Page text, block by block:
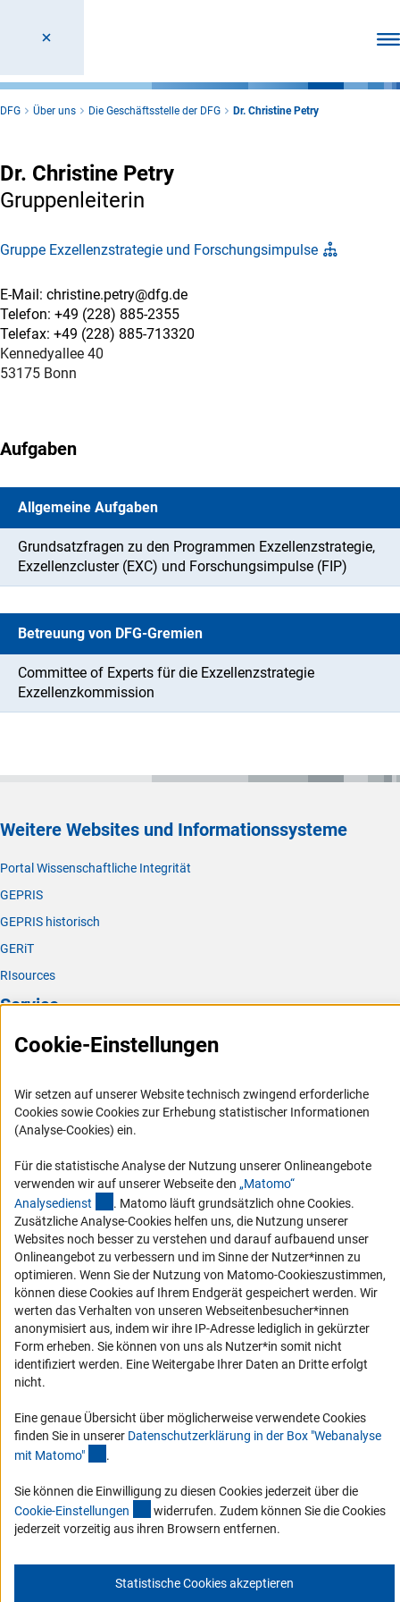
DFG Über uns Die Geschäftsstelle der DFG Dr. Christine Petry
Dr. Christine Petry
Gruppenleiterin
Gruppe Exzellenzstrategie und Forschungsimpulse
E-Mail: christine.petry@dfg.de
Telefon: +49 (228) 885-2355
Telefax: +49 (228) 885-713320
Kennedyallee 40
53175 Bonn
Aufgaben
Allgemeine Aufgaben
Grundsatzfragen zu den Programmen Exzellenzstrategie,
Exzellenzcluster (EXC) und Forschungsimpulse (FIP)
Betreuung von DFG-Gremien
Committee of Experts für die Exzellenzstrategie
Exzellenzkommission
Weitere Websites und Informationssysteme
Portal Wissenschaftliche Integrität
GEPRIS
GEPRIS historisch
GERiT
RIsources
Service
Presse
Karriere
Logo und Corporate Design
Compliance
Vergabeverfahren
Barrierefreiheit
Service und Informationen für Menschen mit Behinderungen
Erklärung zur Barrierefreiheit
Barriere melden
DFG-aktuell
schauen Sie sich die Ausgaben online an.
Impressum Datenschutz Cookie-Einstellungen
Kontakt
Cookie-Einstellungen
Wir setzen auf unserer Website technisch zwingend erforderliche
Cookies sowie Cookies zur Erhebung statistischer Informationen
(Analyse-Cookies) ein.
Für die statistische Analyse der Nutzung unserer Onlineangebote
verwenden wir auf unserer Webseite den „Matomo“
Analysedienst (externer Link)
. Matomo läuft grundsätzlich ohne Cookies.
Zusätzliche Analyse-Cookies helfen uns, die Nutzung unserer
Websites noch besser zu verstehen und darauf aufbauend unser
Onlineangebot zu verbessern und im Sinne der Nutzer*innen zu
optimieren. Wenn Sie der Nutzung von Matomo-Cookieszustimmen,
können diese Cookies auf Ihrem Endgerät gespeichert werden. Wir
werten das Verhalten von unseren Webseitenbesucher*innen
anonymisiert aus, indem wir ihre IP-Adresse lediglich in gekürzter
Form erheben. Sie können von uns als Nutzer*in somit nicht
identifiziert werden. Eine Weitergabe Ihrer Daten an Dritte erfolgt
nicht.
Eine genaue Übersicht über möglicherweise verwendete Cookies
finden Sie in unserer Datenschutzerklärung in der Box "Webanalyse
mit Matomo" .
Sie können die Einwilligung zu diesen Cookies jederzeit über die
Cookie-Einstellungen (interner Link)
widerrufen. Zudem können Sie die Cookies
jederzeit vorzeitig aus ihren Browsern entfernen.
Statistische Cookies akzeptieren